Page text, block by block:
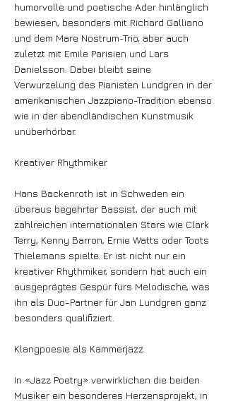
humorvolle und poetische Ader hinlänglich
bewiesen, besonders mit Richard Galliano
und dem Mare Nostrum-Trio, aber auch
zuletzt mit Emile Parisien und Lars
Danielsson. Dabei bleibt seine
Verwurzelung des Pianisten Lundgren in der
amerikanischen Jazzpiano-Tradition ebenso
wie in der abendländischen Kunstmusik
unüberhörbar.
Kreativer Rhythmiker
Hans Backenroth ist in Schweden ein
überaus begehrter Bassist, der auch mit
zahlreichen internationalen Stars wie Clark
Terry, Kenny Barron, Ernie Watts oder Toots
Thielemans spielte. Er ist nicht nur ein
kreativer Rhythmiker, sondern hat auch ein
ausgeprägtes Gespür fürs Melodische, was
ihn als Duo-Partner für Jan Lundgren ganz
besonders qualifiziert.
Klangpoesie als Kammerjazz
In «Jazz Poetry» verwirklichen die beiden
Musiker ein besonderes Herzensprojekt, in